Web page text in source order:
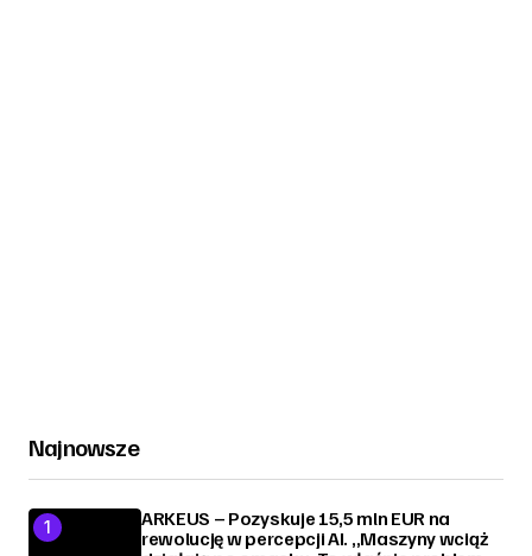
Najnowsze
ARKEUS – Pozyskuje 15,5 mln EUR na
rewolucję w percepcji AI. „Maszyny wciąż